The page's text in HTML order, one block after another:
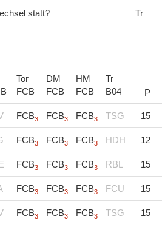
statt? Tr
Tor
FCB
DM
FCB
HM
FCB
Tr
B04
P
FCB3 FCB3 FCB3 TSG 15
FCB3 FCB3 FCB3 HDH 12
FCB3 FCB3 FCB3 RBL 15
FCB3 FCB3 FCB3 FCU 15
FCB3 FCB3 FCB3 TSG 15